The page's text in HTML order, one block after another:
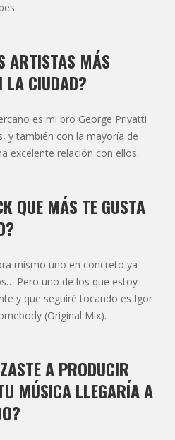
ARTISTAS MÁS
LA CIUDAD?
es mi bro George Privatti
y también con la mayoría de
excelente relación con ellos.
QUE MÁS TE GUSTA
mismo uno en concreto ya
Pero uno de los que estoy
y que seguiré tocando es Igor
(Original Mix).
A PRODUCIR
MÚSICA LLEGARÍA A